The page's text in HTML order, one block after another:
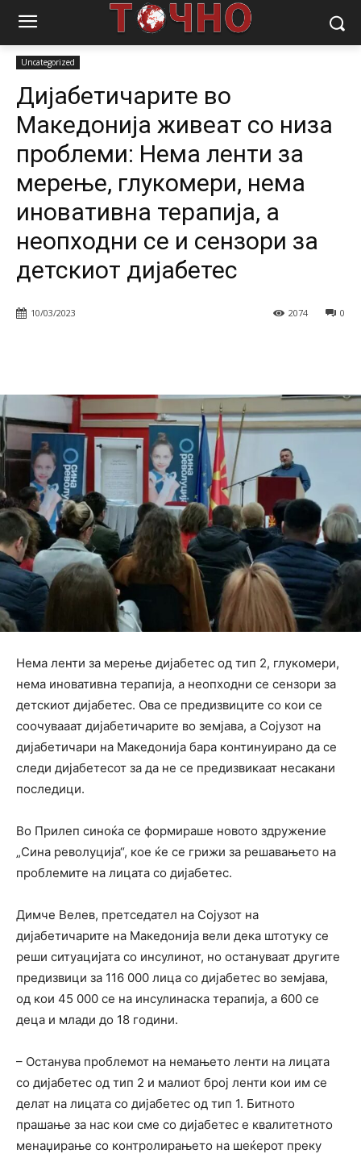
Почетна
Дијабетичарите во Македонија живеат
Uncategorized
Дијабетичарите во
Македонија живеат со низа
проблеми: Нема ленти за
мерење, глукомери, нема
иновативна терапија, а
неопходни се и сензори за
детскиот дијабетес
10/03/2023 0
2074
Нема ленти за мерење дијабетес од тип 2, глукомери,
нема иновативна терапија, а неопходни се сензори за
детскиот дијабетес. Ова се предизвиците со кои се
соочувааат дијабетичарите во земјава, а Сојузот на
дијабетичари на Македонија бара континуирано да се
следи дијабетесот за да не се предизвикаат несакани
последици.
Во Прилеп синоќа се формираше новото здружение
„Сина револуција“, кое ќе се грижи за решавањето на
проблемите на лицата со дијабетес.
Димче Велев, претседател на Сојузот на
дијабетичарите на Македонија вели дека штотуку се
реши ситуацијата со инсулинот, но остануваат другите
предизвици за 116 000 лица со дијабетес во земјава,
од кои 45 000 се на инсулинаска терапија, а 600 се
деца и млади до 18 години.
– Останува проблемот на немањето ленти на лицата
со дијабетес од тип 2 и малиот број ленти кои им се
делат на лицата со дијабетес од тип 1. Битното
прашање за нас кои сме со дијабетес е квалитетното
менаџирање со контролирањето на шеќерот преку